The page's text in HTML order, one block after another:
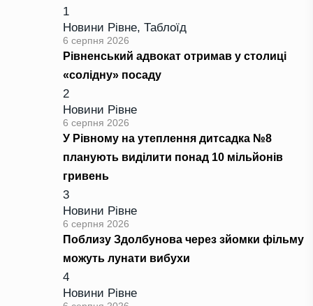
1
Новини Рівне, Таблоїд
6 серпня 2026
Рівненський адвокат отримав у столиці
«солідну» посаду
2
Новини Рівне
6 серпня 2026
У Рівному на утеплення дитсадка №8
планують виділити понад 10 мільйонів
гривень
3
Новини Рівне
6 серпня 2026
Поблизу Здолбунова через зйомки фільму
можуть лунати вибухи
4
Новини Рівне